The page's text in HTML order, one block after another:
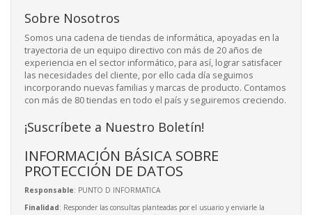
Sobre Nosotros
Somos una cadena de tiendas de informática, apoyadas en la
trayectoria de un equipo directivo con más de 20 años de
experiencia en el sector informático, para así, lograr satisfacer
las necesidades del cliente, por ello cada día seguimos
incorporando nuevas familias y marcas de producto. Contamos
con más de 80 tiendas en todo el país y seguiremos creciendo.
¡Suscríbete a Nuestro Boletín!
INFORMACIÓN BÁSICA SOBRE
PROTECCIÓN DE DATOS
Responsable: PUNTO D INFORMATICA
Finalidad: Responder las consultas planteadas por el usuario y enviarle la